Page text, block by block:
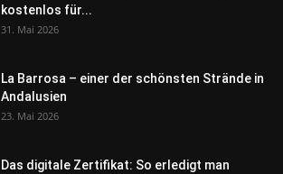
kostenlos für...
31. Mai 2026
La Barrosa – einer der schönsten Strände in
Andalusien
23. Mai 2026
Das digitale Zertifikat: So erledigt man